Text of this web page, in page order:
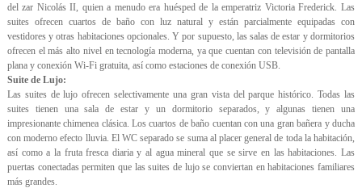
del zar Nicolás II, quien a menudo era huésped de la emperatriz Victoria Frederick. Las
suites ofrecen cuartos de baño con luz natural y están parcialmente equipadas con
vestidores y otras habitaciones opcionales. Y por supuesto, las salas de estar y dormitorios
ofrecen el más alto nivel en tecnología moderna, ya que cuentan con televisión de pantalla
plana y conexión Wi-Fi gratuita, así como estaciones de conexión USB.
Suite de Lujo:
Las suites de lujo ofrecen selectivamente una gran vista del parque histórico. Todas las
suites tienen una sala de estar y un dormitorio separados, y algunas tienen una
impresionante chimenea clásica. Los cuartos de baño cuentan con una gran bañera y ducha
con moderno efecto lluvia. El WC separado se suma al placer general de toda la habitación,
así como a la fruta fresca diaria y al agua mineral que se sirve en las habitaciones. Las
puertas conectadas permiten que las suites de lujo se conviertan en habitaciones familiares
más grandes.